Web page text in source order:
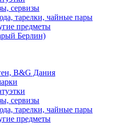
сервизы
тарелки, чайные пары
предметы
Берлин)
B&G Дания
сервизы
тарелки, чайные пары
предметы